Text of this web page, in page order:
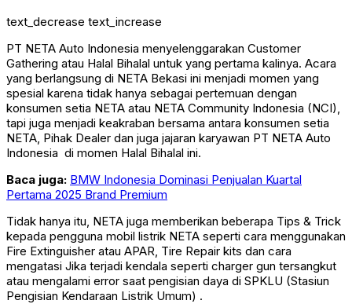
text_decrease text_increase
PT NETA Auto Indonesia menyelenggarakan Customer
Gathering atau Halal Bihalal untuk yang pertama kalinya. Acara
yang berlangsung di NETA Bekasi ini menjadi momen yang
spesial karena tidak hanya sebagai pertemuan dengan
konsumen setia NETA atau NETA Community Indonesia (NCI),
tapi juga menjadi keakraban bersama antara konsumen setia
NETA, Pihak Dealer dan juga jajaran karyawan PT NETA Auto
Indonesia di momen Halal Bihalal ini.
Baca juga: BMW Indonesia Dominasi Penjualan Kuartal
Pertama 2025 Brand Premium
Tidak hanya itu, NETA juga memberikan beberapa Tips & Trick
kepada pengguna mobil listrik NETA seperti cara menggunakan
Fire Extinguisher atau APAR, Tire Repair kits dan cara
mengatasi Jika terjadi kendala seperti charger gun tersangkut
atau mengalami error saat pengisian daya di SPKLU (Stasiun
Pengisian Kendaraan Listrik Umum) .